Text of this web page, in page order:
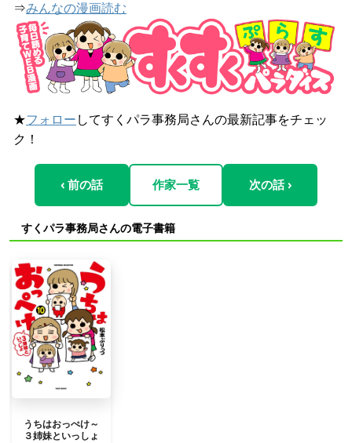
⇒みんなの漫画読む
★フォロー してすくパラ事務局さんの最新記事をチェッ
ク！
‹ 前の話 作家一覧 次の話 ›
すくパラ事務局さんの電子書籍
うちはおっぺけ～
３姉妹といっしょ